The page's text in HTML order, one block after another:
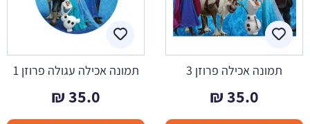
תמונה אכילה פרוזן 3
35.0
₪
תמונה אכילה עגולה פרוזן 1
35.0
₪